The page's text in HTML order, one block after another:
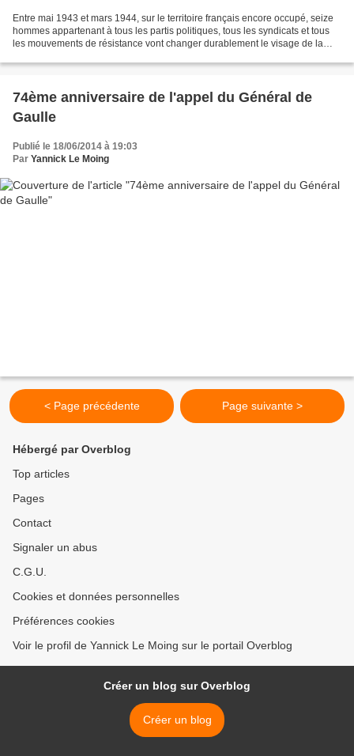
Entre mai 1943 et mars 1944, sur le territoire français encore occupé, seize
hommes appartenant à tous les partis politiques, tous les syndicats et tous
les mouvements de résistance vont changer durablement le visage de la
74ème anniversaire de l'appel du Général de
Gaulle
Publié le 18/06/2014 à 19:03
Par Yannick Le Moing
< Page précédente Page suivante >
Hébergé par Overblog
Top articles
Pages
Contact
Signaler un abus
C.G.U.
Cookies et données personnelles
Préférences cookies
Voir le profil de Yannick Le Moing sur le portail Overblog
Créer un blog sur Overblog
Créer un blog